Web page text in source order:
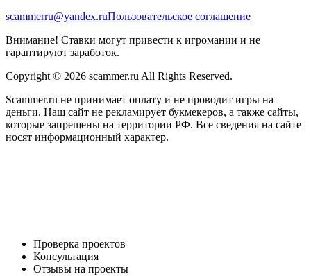
scammerru@yandex.ruПользовательское соглашение
Внимание! Ставки могут привести к игромании и не
гарантируют заработок.
Copyright © 2026 scammer.ru All Rights Reserved.
Scammer.ru не принимает оплату и не проводит игры на
деньги. Наш сайт не рекламирует букмекеров, а также сайты,
которые запрещены на территории РФ. Все сведения на сайте
носят информационный характер.
Проверка проектов
Консультация
Отзывы на проекты